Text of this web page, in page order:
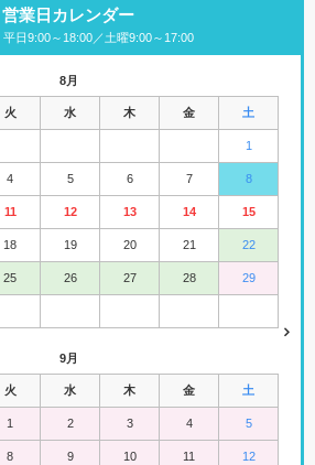
営業日カレンダー
日9:00～18:00／土曜9:00～17:00
8月
火 水 木 金 土
1
4 5 6 7 8
11 12 13 14 15
18 19 20 21 22
25 26 27 28 29
9月
火 水 木 金 土
1 2 3 4 5
8 9 10 11 12